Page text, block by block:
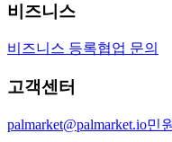
비즈니스
비즈니스 등록협업 문의
고객센터
palmarket@palmarket.io민